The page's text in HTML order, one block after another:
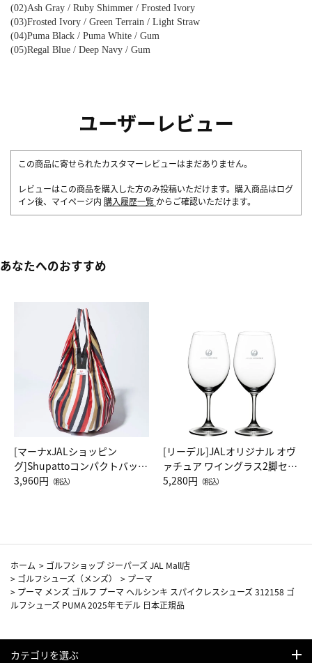
(02)Ash Gray / Ruby Shimmer / Frosted Ivory
(03)Frosted Ivory / Green Terrain / Light Straw
(04)Puma Black / Puma White / Gum
(05)Regal Blue / Deep Navy / Gum
ユーザーレビュー
この商品に寄せられたカスタマーレビューはまだありません。
レビューはこの商品を購入した方のみ投稿いただけます。購入商品はログ
イン後、マイページ内 購入履歴一覧 からご確認いただけます。
あなたへのおすすめ
[マーナxJALショッピン
グ]Shupattoコンパクトバッグ
Drop JAL客室乗務員（LC）ス
3,960円 （税込）
[リーデル]JALオリジナル オヴ
ァチュア ワイングラス2脚セッ
ト（レッドワイン）
5,280円 （税込）
ホーム > ゴルフショップ ジーパーズ JAL Mall店
> ゴルフシューズ（メンズ） > プーマ
> プーマ メンズ ゴルフ プーマ ヘルシンキ スパイクレスシューズ 312158 ゴ
ルフシューズ PUMA 2025年モデル 日本正規品
カテゴリを選ぶ